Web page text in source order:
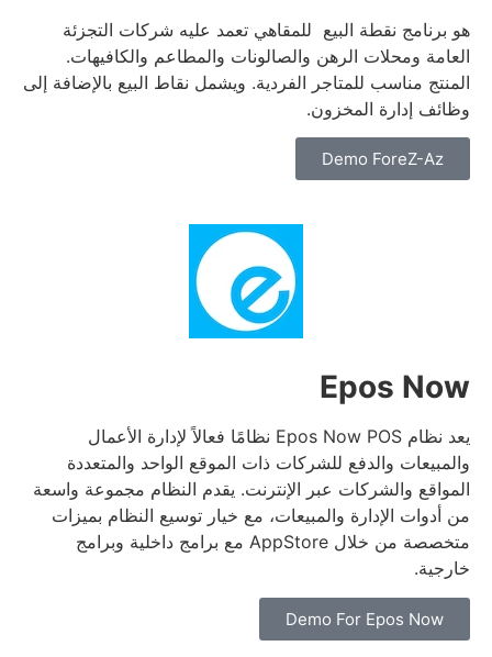
هو برنامج نقطة البيع للمقاهي تعمد عليه شركات التجزئة
العامة ومحلات الرهن والصالونات والمطاعم والكافيهات.
المنتج مناسب للمتاجر الفردية. ويشمل نقاط البيع بالإضافة إلى
وظائف إدارة المخزون.
Demo ForeZ-Az
Epos Now
يعد نظام Epos Now POS نظامًا فعالاً لإدارة الأعمال
والمبيعات والدفع للشركات ذات الموقع الواحد والمتعددة
المواقع والشركات عبر الإنترنت. يقدم النظام مجموعة واسعة
من أدوات الإدارة والمبيعات، مع خيار توسيع النظام بميزات
متخصصة من خلال AppStore مع برامج داخلية وبرامج
خارجية.
Demo For Epos Now